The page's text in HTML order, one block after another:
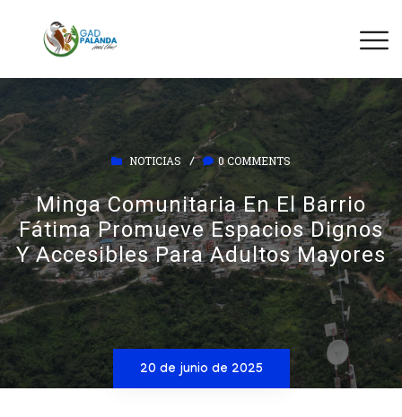
NOTICIAS / 0 COMMENTS
Minga Comunitaria En El Barrio
Fátima Promueve Espacios Dignos
Y Accesibles Para Adultos Mayores
20 de junio de 2025